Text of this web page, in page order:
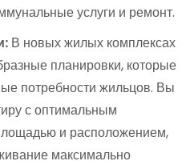
услуги и ремонт.
В новых жилых комплексах
планировки, которые
потребности жильцов. Вы
с оптимальным
и расположением,
максимально